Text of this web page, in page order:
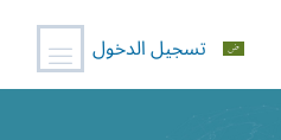
تسجيل الدخول